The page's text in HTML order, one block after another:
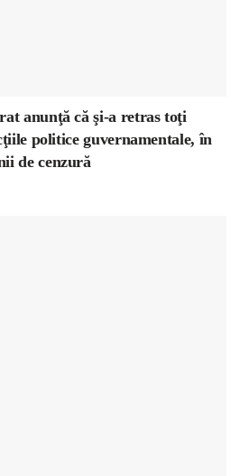
anunţă că şi-a retras toţi
politice guvernamentale, în
de cenzură